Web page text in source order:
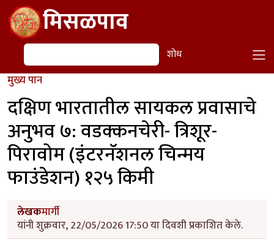
Skip to main contentमिसळपाव
शोध शोध
मुख्य पान
दक्षिण भारतातील सायकल प्रवासाचे
अनुभव ७: वडक्कनचेरी- त्रिशूर-
पिरावोम (इंटरनॅशनल चिन्मय
फाउंडेशन) १२५ किमी
लेखकमार्गी
यांनी शुक्रवार, 22/05/2026 17:50 या दिवशी प्रकाशित केले.